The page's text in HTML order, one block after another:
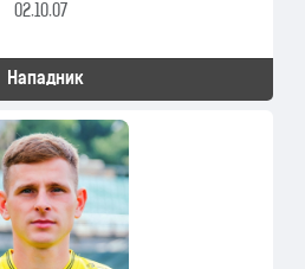
02.10.07
Нападник